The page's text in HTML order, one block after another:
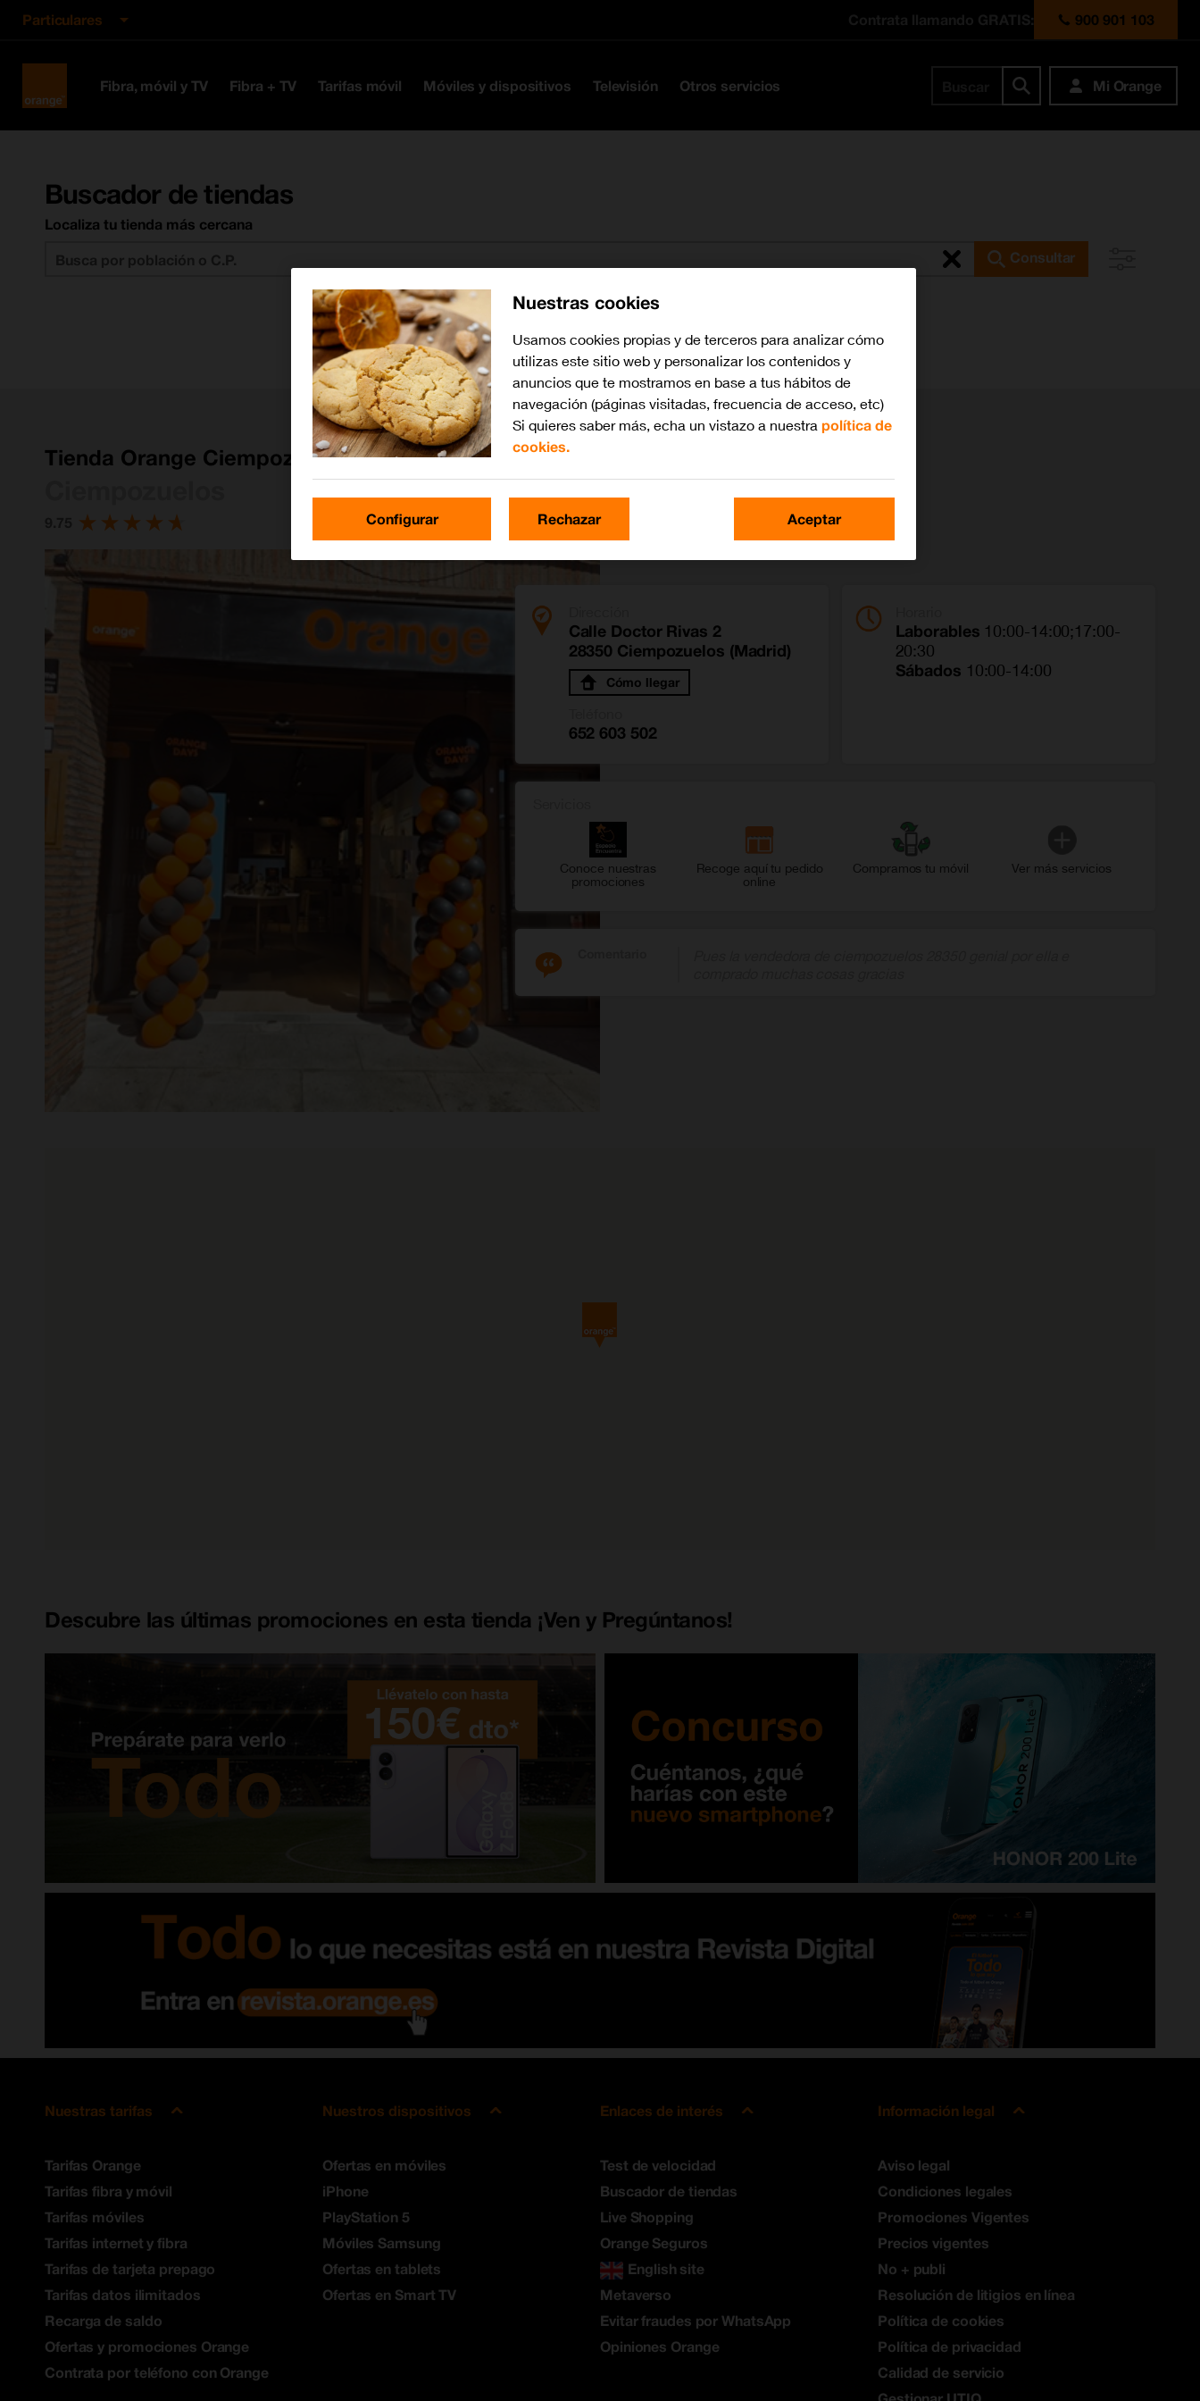
Particulares 900 901 103
EspañaFibra, móvil y TV Fibra + TV Tarifas móvil Móviles y dispositivos Televisión Otros servicios Buscar Mi Orange
Buscador de tiendas
Localiza tu tienda más cercana
Consultar
Buscar tiendas cerca de mí
Tienda Orange Ciempozuelos
Calle Doctor Rivas 2
28350 Ciempozuelos (Madrid)
Cómo llegar
652 603 502
Laborables 10:00-14:00;17:00-
20:30
Sábados 10:00-14:00
Conoce nuestras
promociones
Recoge aquí tu pedido
online
Compramos tu móvil Ver más servicios
Descubre las últimas promociones en esta tienda ¡Ven y Pregúntanos!
Nuestras tarifas
Tarifas Orange
Tarifas fibra y móvil
Tarifas móviles
Tarifas internet y fibra
Tarifas de tarjeta prepago
Tarifas datos ilimitados
Recarga de saldo
Ofertas y promociones Orange
Contrata por teléfono con Orange
Nuestros dispositivos
Ofertas en móviles
iPhone
PlayStation 5
Móviles Samsung
Ofertas en tablets
Ofertas en Smart TV
Enlaces de interés
Test de velocidad
Buscador de tiendas
Live Shopping
Orange Seguros
English site
Metaverso
Evitar fraudes por WhatsApp
Opiniones Orange
Información legal
Aviso legal
Condiciones legales
Promociones Vigentes
Precios vigentes
No + publi
Resolución de litigios en línea
Política de cookies
Política de privacidad
Calidad de servicio
Nuestras cookies
Usamos cookies propias y de terceros para analizar cómo
utilizas este sitio web y personalizar los contenidos y
anuncios que te mostramos en base a tus hábitos de
navegación (páginas visitadas, frecuencia de acceso, etc)
Si quieres saber más, echa un vistazo a nuestrapolítica de
cookies.
Configurar Rechazar Aceptar